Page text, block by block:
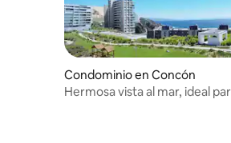
Condominio en Concón
Hermosa vista al mar, ideal